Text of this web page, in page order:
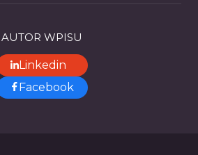
AUTOR WPISU
Linkedin
Facebook